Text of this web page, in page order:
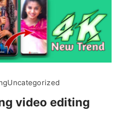
Uncategorized
video editing